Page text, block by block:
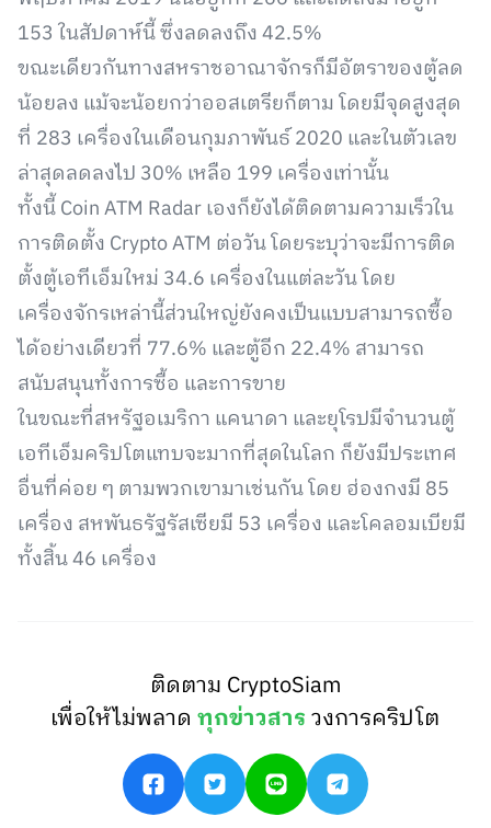
153 ในสัปดาห์นี้ ซึ่งลดลงถึง 42.5%
ขณะเดียวกันทางสหราชอาณาจักรก็มีอัตราของตู้ลด
น้อยลง แม้จะน้อยกว่าออสเตรียก็ตาม โดยมีจุดสูงสุด
ที่ 283 เครื่องในเดือนกุมภาพันธ์ 2020 และในตัวเลข
ล่าสุดลดลงไป 30% เหลือ 199 เครื่องเท่านั้น
ทั้งนี้ Coin ATM Radar เองก็ยังได้ติดตามความเร็วใน
การติดตั้ง Crypto ATM ต่อวัน โดยระบุว่าจะมีการติด
ตั้งตู้เอทีเอ็มใหม่ 34.6 เครื่องในแต่ละวัน โดย
เครื่องจักรเหล่านี้ส่วนใหญ่ยังคงเป็นแบบสามารถซื้อ
ได้อย่างเดียวที่ 77.6% และตู้อีก 22.4% สามารถ
สนับสนุนทั้งการซื้อ และการขาย
ในขณะที่สหรัฐอเมริกา แคนาดา และยุโรปมีจำนวนตู้
เอทีเอ็มคริปโตแทบจะมากที่สุดในโลก ก็ยังมีประเทศ
อื่นที่ค่อย ๆ ตามพวกเขามาเช่นกัน โดย ฮ่องกงมี 85
เครื่อง สหพันธรัฐรัสเซียมี 53 เครื่อง และโคลอมเบียมี
ทั้งสิ้น 46 เครื่อง
ติดตาม CryptoSiam
เพื่อให้ไม่พลาดทุกข่าวสารวงการคริปโต